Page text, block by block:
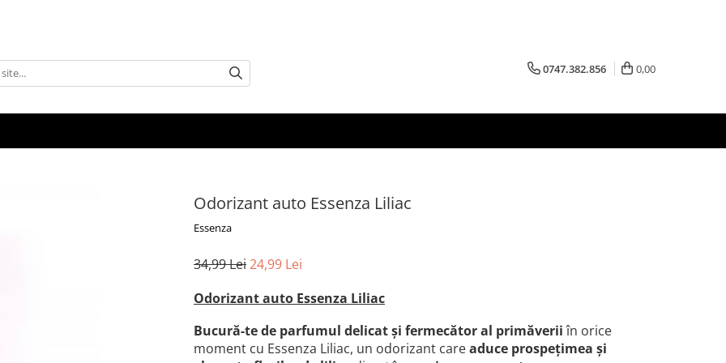
0747.382.856 0,00
Odorizant auto Essenza Liliac
Essenza
34,99 Lei24,99 Lei
Odorizant auto Essenza Liliac
Bucură-te de parfumul delicat și fermecător al primăveriiîn orice
moment cu Essenza Liliac, un odorizant careaduce prospețimea și